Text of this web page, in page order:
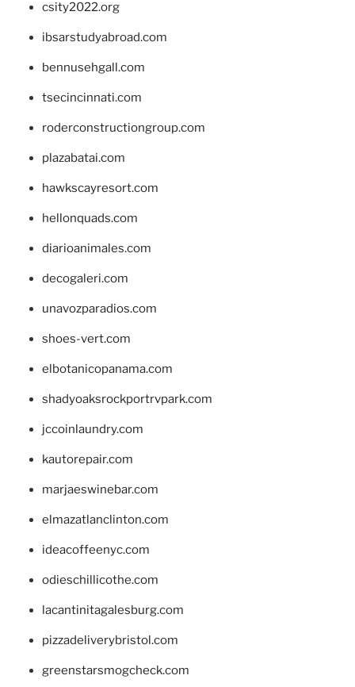
csity2022.org
ibsarstudyabroad.com
bennusehgall.com
tsecincinnati.com
roderconstructiongroup.com
plazabatai.com
hawkscayresort.com
hellonquads.com
diarioanimales.com
decogaleri.com
unavozparadios.com
shoes-vert.com
elbotanicopanama.com
shadyoaksrockportrvpark.com
jccoinlaundry.com
kautorepair.com
marjaeswinebar.com
elmazatlanclinton.com
ideacoffeenyc.com
odieschillicothe.com
lacantinitagalesburg.com
pizzadeliverybristol.com
greenstarsmogcheck.com